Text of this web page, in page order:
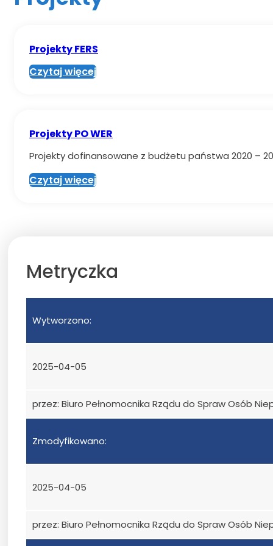
Projekty FERS
Czytaj więcej
Projekty PO WER
Projekty dofinansowane z budżetu państwa 2020 –
Czytaj więcej
Metryczka
Wytworzono:
2025-04-05
przez: Biuro Pełnomocnika Rządu do Spraw Osób
Zmodyfikowano:
2025-04-05
przez: Biuro Pełnomocnika Rządu do Spraw Osób